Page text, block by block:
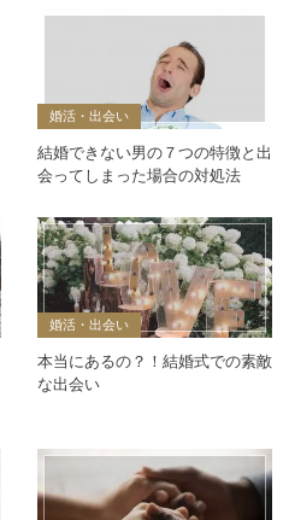
婚活・出会い
結婚できない男の７つの特徴と出
会ってしまった場合の対処法
婚活・出会い
本当にあるの？！結婚式での素敵
な出会い